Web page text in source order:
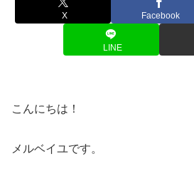
X Facebook
LINE
こんにちは！
メルベイユです。